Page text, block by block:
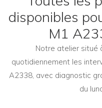
disponibles
M1
Notre atelier situé
quotidiennement les
A2338, avec diagnostic
du